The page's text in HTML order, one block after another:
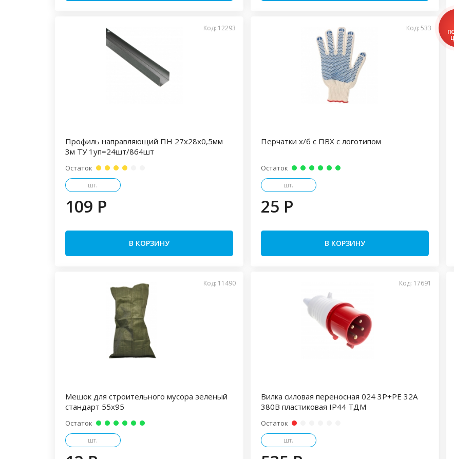
Код: 12293
Профиль направляющий ПН 27х28х0,5мм
3м ТУ 1уп=24шт/864шт
Остаток
шт.
109 P
В КОРЗИНУ
Код: 533
Перчатки х/б с ПВХ с логотипом
Остаток
шт.
25 P
В КОРЗИНУ
Код: 11490
Мешок для строительного мусора зеленый
стандарт 55х95
Остаток
шт.
Код: 17691
Вилка силовая переносная 024 3Р+РЕ 32А
380В пластиковая IP44 ТДМ
Остаток
шт.